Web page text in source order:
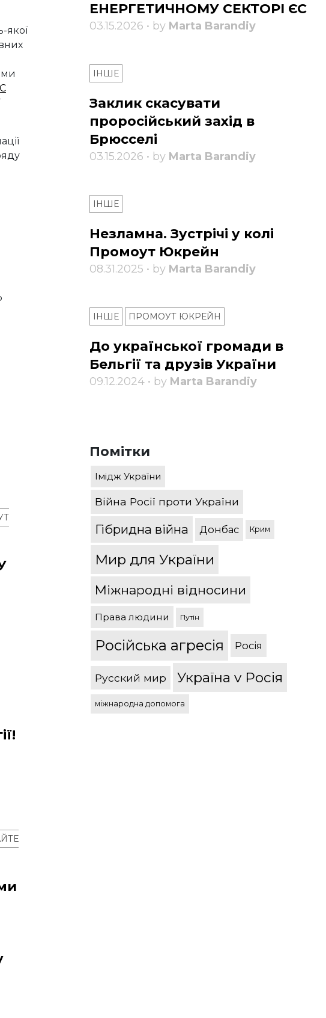
якої
ЕНЕРГЕТИЧНОМУ СЕКТОРІ ЄС
03.15.2026 • by Marta Barandiy
ІНШЕ
Заклик скасувати
проросійський захід в
Брюсселі
03.15.2026 • by Marta Barandiy
ІНШЕ
Незламна. Зустрічі у колі
Промоут Юкрейн
08.31.2025 • by Marta Barandiy
ІНШЕ ПРОМОУТ ЮКРЕЙН
До української громади в
Бельгії та друзів України
09.12.2024 • by Marta Barandiy
Помітки
Імідж України
Війна Росії проти України
Гібридна війна Донбас Крим
Мир для України
Міжнародні відносини
Права людини Путін
Російська агресія Росія
Русский мир Україна v Росія
міжнародна допомога